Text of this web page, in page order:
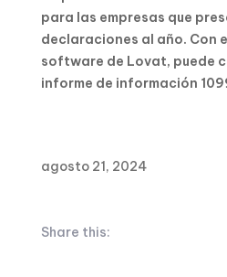
para las empresas que
declaraciones al año. Con
software de Lovat, puede
informe de información
agosto 21, 2024
Share this: